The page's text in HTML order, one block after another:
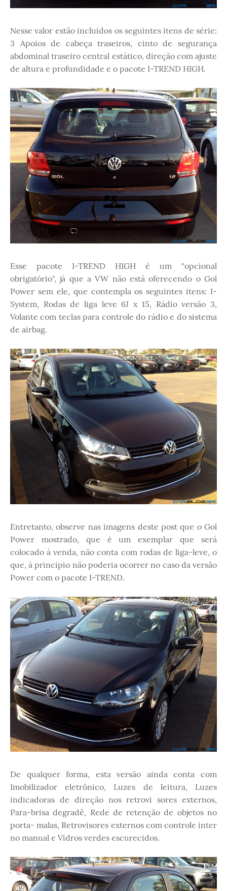
Nesse valor estão incluídos os seguintes itens de série:
3 Apoios de cabeça traseiros, cinto de segurança
abdominal traseiro central estático, direção com ajuste
de altura e profundidade e o pacote I-TREND HIGH.
Esse pacote I-TREND HIGH é um "opcional
obrigatório", já que a VW não está oferecendo o Gol
Power sem ele, que contempla os seguintes itens: I-
System, Rodas de liga leve 6J x 15, Rádio versão 3,
Volante com teclas para controle do rádio e do sistema
de airbag.
Entretanto, observe nas imagens deste post que o Gol
Power mostrado, que é um exemplar que será
colocado à venda, não conta com rodas de liga-leve, o
que, à princípio não poderia ocorrer no caso da versão
Power com o pacote I-TREND.
De qualquer forma, esta versão ainda conta com
Imobilizador eletrônico, Luzes de leitura, Luzes
indicadoras de direção nos retrovi sores externos,
Para-brisa degradê, Rede de retenção de objetos no
porta- malas, Retrovisores externos com controle inter
no manual e Vidros verdes escurecidos.